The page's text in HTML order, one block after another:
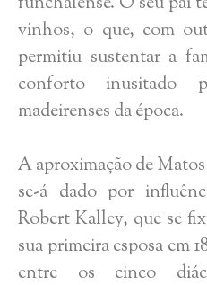
vinhos, o que, com
permitiu sustentar a
conforto inusitado
madeirenses da época.
A aproximação de
se-á dado por
Robert Kalley, que se
sua primeira esposa em
entre os cinco